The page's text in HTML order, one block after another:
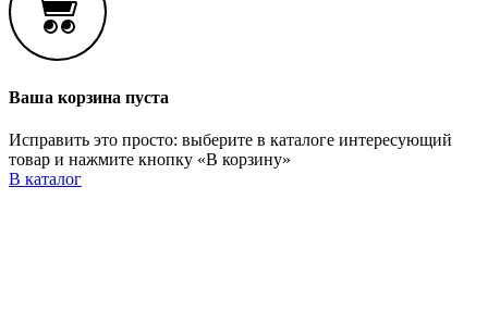
Ваша корзина пуста
Исправить это просто: выберите в каталоге интересующий
товар и нажмите кнопку «В корзину»
В каталог